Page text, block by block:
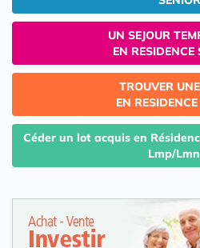
UN SEJOUR
EN RESIDENCE
TROUVER
EN
Céder un lot acquis en
Lmp/